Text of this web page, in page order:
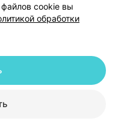
Cookie
Республика Беларусь,
cookie вы
обработки